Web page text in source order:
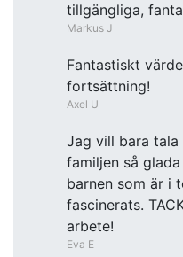
tillgängliga,
Markus J
Fantastiskt
fortsättning!
Axel U
Jag vill bara tala
familjen så
barnen som är i
fascinerats.
arbete!
Eva E